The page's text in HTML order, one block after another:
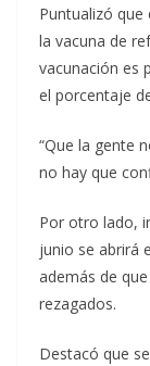
Puntualizó
la vacuna de
vacunación es
el porcentaje
“Que la gente
no hay que
Por otro lado,
junio se abrirá
además de
rezagados.
Destacó que